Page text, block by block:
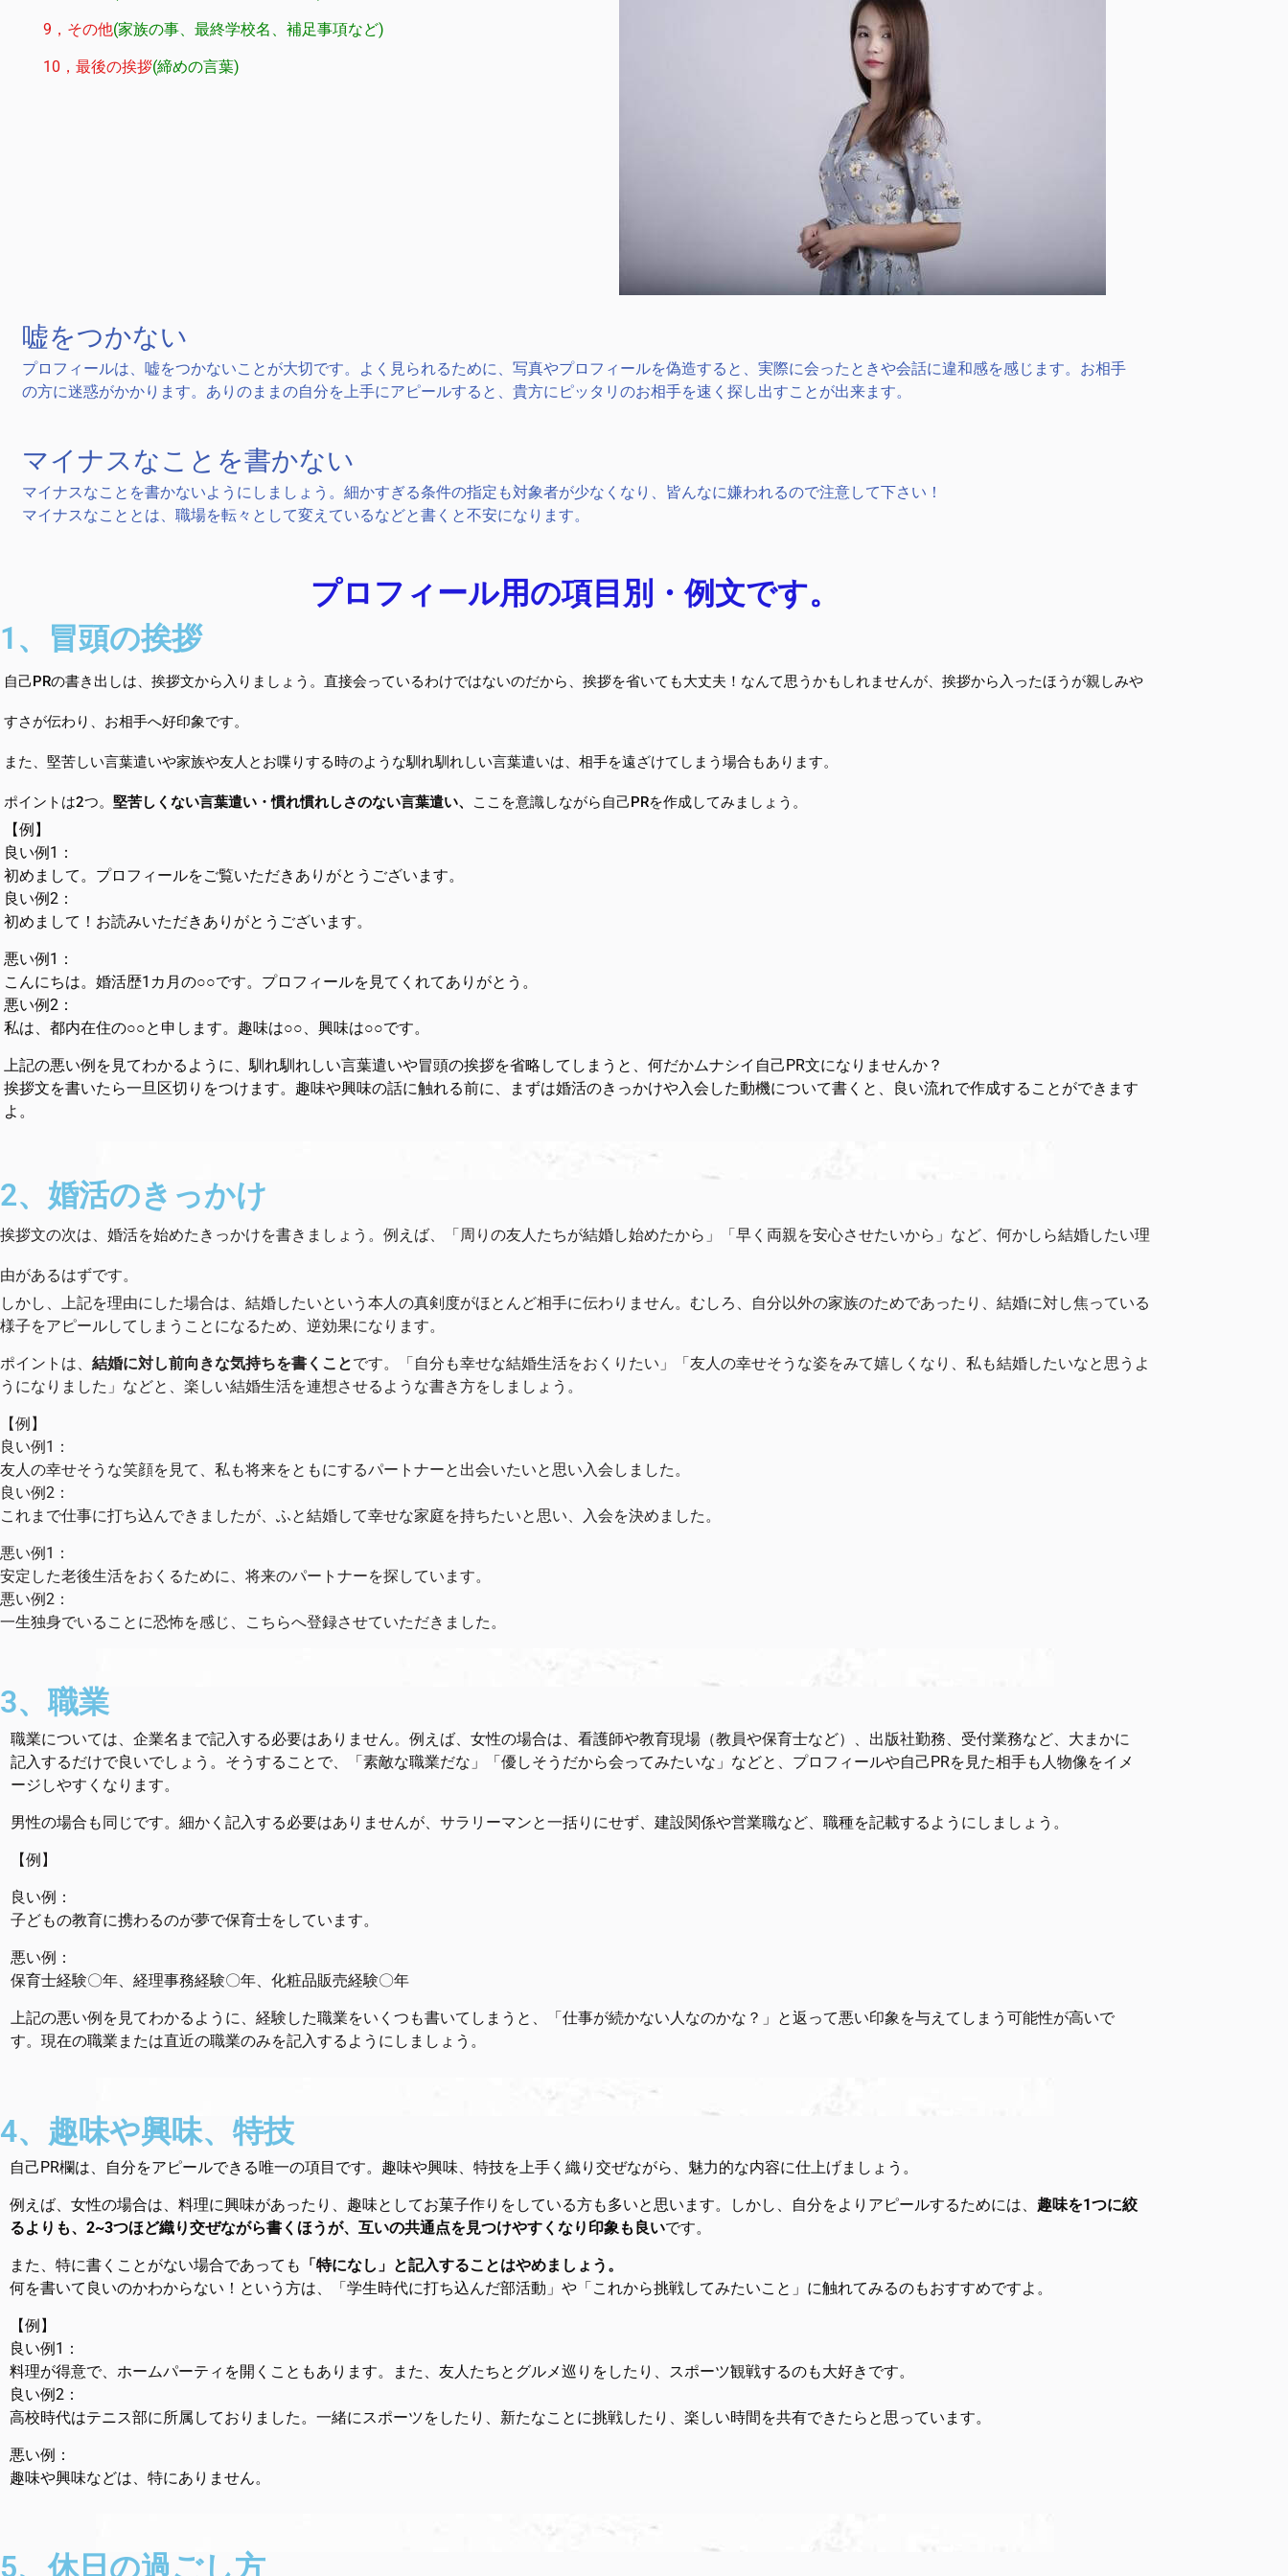
9，その他(家族の事、最終学校名、補足事項など)
10，最後の挨拶(締めの言葉)
嘘をつかない
プロフィールは、嘘をつかないことが大切です。よく見られるために、写真やプロフィールを偽造すると、実際に会ったときや会話に違和感を感じます。お相手
の方に迷惑がかかります。ありのままの自分を上手にアピールすると、貴方にピッタリのお相手を速く探し出すことが出来ます。
マイナスなことを書かない
マイナスなことを書かないようにしましょう。細かすぎる条件の指定も対象者が少なくなり、皆んなに嫌われるので注意して下さい！
マイナスなこととは、職場を転々として変えているなどと書くと不安になります。
プロフィール用の項目別・例文です。
1、冒頭の挨拶
自己PRの書き出しは、挨拶文から入りましょう。直接会っているわけではないのだから、挨拶を省いても大丈夫！なんて思うかもしれませんが、挨拶から入ったほうが親しみや
すさが伝わり、お相手へ好印象です。
また、堅苦しい言葉遣いや家族や友人とお喋りする時のような馴れ馴れしい言葉遣いは、相手を遠ざけてしまう場合もあります。
ポイントは2つ。 堅苦しくない言葉遣い・慣れ慣れしさのない言葉遣い、 ここを意識しながら自己PRを作成してみましょう。
【例】
良い例1：
初めまして。プロフィールをご覧いただきありがとうございます。
良い例2：
初めまして！お読みいただきありがとうございます。
悪い例1：
こんにちは。婚活歴1カ月の○○です。プロフィールを見てくれてありがとう。
悪い例2：
私は、都内在住の○○と申します。趣味は○○、興味は○○です。
上記の悪い例を見てわかるように、馴れ馴れしい言葉遣いや冒頭の挨拶を省略してしまうと、何だかムナシイ自己PR文になりませんか？
挨拶文を書いたら一旦区切りをつけます。趣味や興味の話に触れる前に、まずは婚活のきっかけや入会した動機について書くと、良い流れで作成することができます
よ。
2、婚活のきっかけ
挨拶文の次は、婚活を始めたきっかけを書きましょう。例えば、「周りの友人たちが結婚し始めたから」「早く両親を安心させたいから」など、何かしら結婚したい理
由があるはずです。
しかし、上記を理由にした場合は、結婚したいという本人の真剣度がほとんど相手に伝わりません。むしろ、自分以外の家族のためであったり、結婚に対し焦っている
様子をアピールしてしまうことになるため、逆効果になります。
ポイントは、 結婚に対し前向きな気持ちを書くことです。「自分も幸せな結婚生活をおくりたい」「友人の幸せそうな姿をみて嬉しくなり、私も結婚したいなと思うよ
うになりました」などと、楽しい結婚生活を連想させるような書き方をしましょう。
【例】
良い例1：
友人の幸せそうな笑顔を見て、私も将来をともにするパートナーと出会いたいと思い入会しました。
良い例2：
これまで仕事に打ち込んできましたが、ふと結婚して幸せな家庭を持ちたいと思い、入会を決めました。
悪い例1：
安定した老後生活をおくるために、将来のパートナーを探しています。
悪い例2：
一生独身でいることに恐怖を感じ、こちらへ登録させていただきました。
3、職業
職業については、企業名まで記入する必要はありません。例えば、女性の場合は、看護師や教育現場（教員や保育士など）、出版社勤務、受付業務など、大まかに
記入するだけで良いでしょう。そうすることで、「素敵な職業だな」「優しそうだから会ってみたいな」などと、プロフィールや自己PRを見た相手も人物像をイメ
ージしやすくなります。
男性の場合も同じです。細かく記入する必要はありませんが、サラリーマンと一括りにせず、建設関係や営業職など、職種を記載するようにしましょう。
【例】
良い例：
子どもの教育に携わるのが夢で保育士をしています。
悪い例：
保育士経験〇年、経理事務経験〇年、化粧品販売経験〇年
上記の悪い例を見てわかるように、経験した職業をいくつも書いてしまうと、「仕事が続かない人なのかな？」と返って悪い印象を与えてしまう可能性が高いで
す。現在の職業または直近の職業のみを記入するようにしましょう。
4、趣味や興味、特技
自己PR欄は、自分をアピールできる唯一の項目です。趣味や興味、特技を上手く織り交ぜながら、魅力的な内容に仕上げましょう。
例えば、女性の場合は、料理に興味があったり、趣味としてお菓子作りをしている方も多いと思います。しかし、自分をよりアピールするためには、 趣味を1つに絞
るよりも、2~3つほど織り交ぜながら書くほうが、互いの共通点を見つけやすくなり印象も良いです。
また、特に書くことがない場合であっても 「特になし」と記入することはやめましょう。
何を書いて良いのかわからない！という方は、「学生時代に打ち込んだ部活動」や「これから挑戦してみたいこと」に触れてみるのもおすすめですよ。
【例】
良い例1：
料理が得意で、ホームパーティを開くこともあります。また、友人たちとグルメ巡りをしたり、スポーツ観戦するのも大好きです。
良い例2：
高校時代はテニス部に所属しておりました。一緒にスポーツをしたり、新たなことに挑戦したり、楽しい時間を共有できたらと思っています。
悪い例：
趣味や興味などは、特にありません。
5、休日の過ごし方